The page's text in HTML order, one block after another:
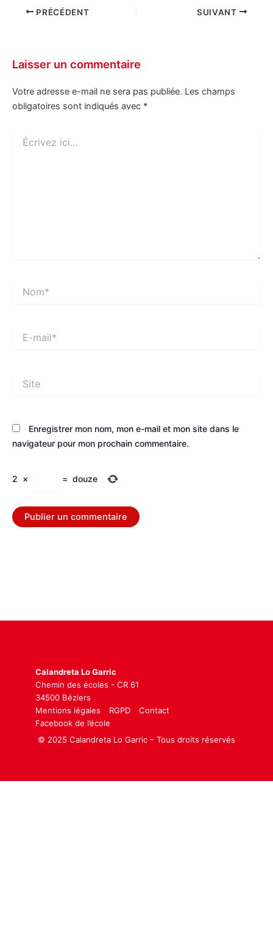
PRÉCÉDENT SUIVANT
Laisser un commentaire
Votre adresse e-mail ne sera pas publiée. Les champs
obligatoires sont indiqués avec *
ici…
mail*
Enregistrer mon nom, mon e-mail et mon site dans le
navigateur pour mon prochain commentaire.
2 × = douze
Calandreta Lo Garric
Chemin des écoles - CR 61
34500 Béziers
Mentions légales
RGPD
Contact
Facebook de l’école
© 2025 Calandreta Lo Garric – Tous droits réservés